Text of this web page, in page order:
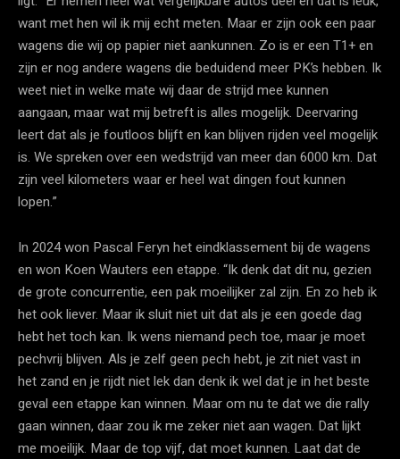
want met hen wil ik mij echt meten. Maar er zijn ook een paar
wagens die wij op papier niet aankunnen. Zo is er een T1+ en
zijn er nog andere wagens die beduidend meer PK’s hebben. Ik
weet niet in welke mate wij daar de strijd mee kunnen
aangaan, maar wat mij betreft is alles mogelijk. Deervaring
leert dat als je foutloos blijft en kan blijven rijden veel mogelijk
is. We spreken over een wedstrijd van meer dan 6000 km. Dat
zijn veel kilometers waar er heel wat dingen fout kunnen
lopen.”
In 2024 won Pascal Feryn het eindklassement bij de wagens
en won Koen Wauters een etappe. “Ik denk dat dit nu, gezien
de grote concurrentie, een pak moeilijker zal zijn. En zo heb ik
het ook liever. Maar ik sluit niet uit dat als je een goede dag
hebt het toch kan. Ik wens niemand pech toe, maar je moet
pechvrij blijven. Als je zelf geen pech hebt, je zit niet vast in
het zand en je rijdt niet lek dan denk ik wel dat je in het beste
geval een etappe kan winnen. Maar om nu te dat we die rally
gaan winnen, daar zou ik me zeker niet aan wagen. Dat lijkt
me moeilijk. Maar de top vijf, dat moet kunnen. Laat dat de